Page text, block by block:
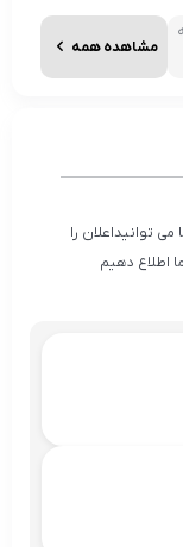
مشاهده همه
توانیداعلان را
اطلاع دهیم